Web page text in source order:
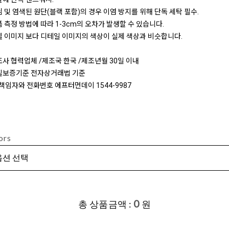
및 염색된 원단(블랙 포함)의 경우 이염 방지를 위해 단독 세탁 필수.
측정 방법에 따라 1-3cm의 오차가 발생할 수 있습니다.
이미지 보다 디테일 이미지의 색상이 실제 색상과 비슷합니다.
사 협력업체 /제조국 한국 /제조년월 30일 이내
보증기준 전자상거래법 기준
임자와 전화번호 에프터먼데이 1544-9987
총 상품금액 : 0 원